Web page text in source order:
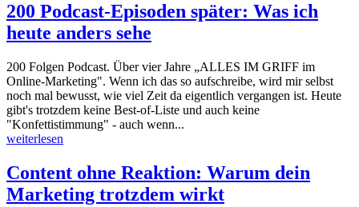
200 Podcast-Episoden später: Was ich
heute anders sehe
200 Folgen Podcast. Über vier Jahre „ALLES IM GRIFF im
Online-Marketing". Wenn ich das so aufschreibe, wird mir selbst
noch mal bewusst, wie viel Zeit da eigentlich vergangen ist. Heute
gibt's trotzdem keine Best-of-Liste und auch keine
"Konfettistimmung" - auch wenn...
weiterlesen
Content ohne Reaktion: Warum dein
Marketing trotzdem wirkt